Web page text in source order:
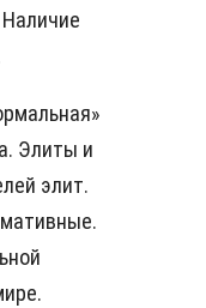
Элиты и
элит.